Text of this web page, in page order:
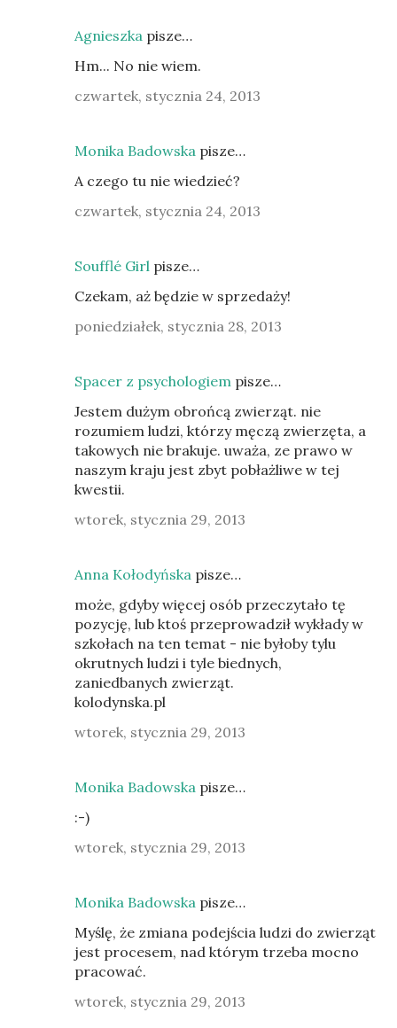
Agnieszka pisze…
Hm... No nie wiem.
czwartek, stycznia 24, 2013
Monika Badowska pisze…
A czego tu nie wiedzieć?
czwartek, stycznia 24, 2013
Soufflé Girl pisze…
Czekam, aż będzie w sprzedaży!
poniedziałek, stycznia 28, 2013
Spacer z psychologiem pisze…
Jestem dużym obrońcą zwierząt. nie
rozumiem ludzi, którzy męczą zwierzęta, a
takowych nie brakuje. uważa, ze prawo w
naszym kraju jest zbyt pobłażliwe w tej
kwestii.
wtorek, stycznia 29, 2013
Anna Kołodyńska pisze…
może, gdyby więcej osób przeczytało tę
pozycję, lub ktoś przeprowadził wykłady w
szkołach na ten temat - nie byłoby tylu
okrutnych ludzi i tyle biednych,
zaniedbanych zwierząt.
kolodynska.pl
wtorek, stycznia 29, 2013
Monika Badowska pisze…
:-)
wtorek, stycznia 29, 2013
Monika Badowska pisze…
Myślę, że zmiana podejścia ludzi do zwierząt
jest procesem, nad którym trzeba mocno
pracować.
wtorek, stycznia 29, 2013